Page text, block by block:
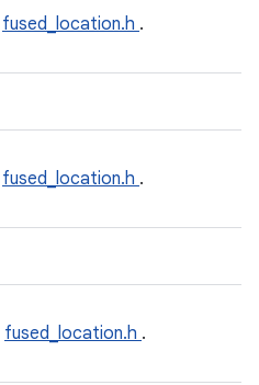
fused_location.h .
fused_location.h .
fused_location.h .